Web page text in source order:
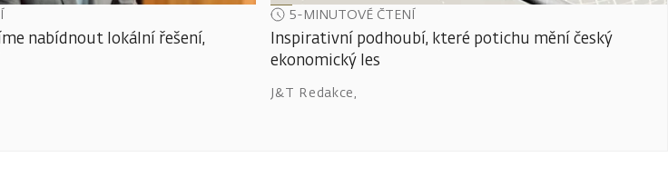
nabídnout lokální řešení,
5-MINUTOVÉ ČTENÍ
Inspirativní podhoubí, které potichu mění český
ekonomický les
J&T Redakce,